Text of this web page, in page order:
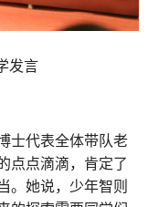
发言
代表全体带队老
点点滴滴，肯定了
。她说，少年智则